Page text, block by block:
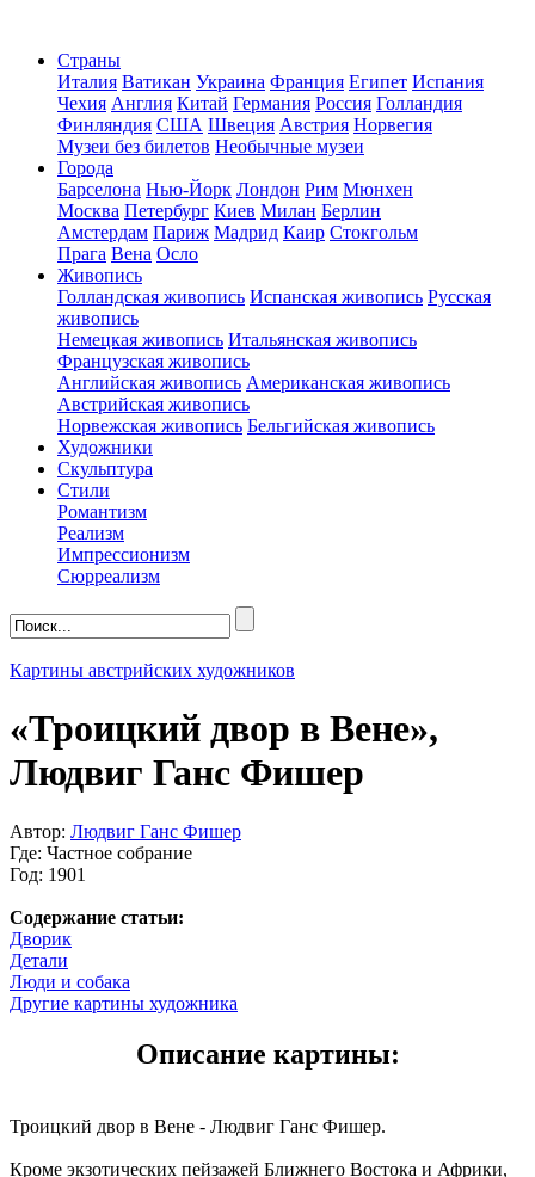
Страны
Италия Ватикан Украина Франция Египет Испания
Чехия Англия Китай Германия Россия Голландия
Финляндия США Швеция Австрия Норвегия
Музеи без билетов Необычные музеи
Города
Барселона Нью-Йорк Лондон Рим Мюнхен
Москва Петербург Киев Милан Берлин
Амстердам Париж Мадрид Каир Стокгольм
Прага Вена Осло
Живопись
Голландская живопись Испанская живопись Русская
живопись
Немецкая живопись Итальянская живопись
Французская живопись
Английская живопись Американская живопись
Австрийская живопись
Норвежская живопись Бельгийская живопись
Художники
Скульптура
Стили
Романтизм
Реализм
Импрессионизм
Сюрреализм
Картины австрийских художников
«Троицкий двор в Вене»,
Людвиг Ганс Фишер
Автор: Людвиг Ганс Фишер
Где: Частное собрание
Год: 1901
Содержание статьи:
Дворик
Детали
Люди и собака
Другие картины художника
Описание картины:
Троицкий двор в Вене - Людвиг Ганс Фишер.
Кроме экзотических пейзажей Ближнего Востока и Африки,